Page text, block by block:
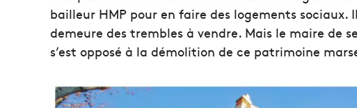
bailleur HMP pour en faire des logements
demeure des trembles à vendre. Mais le maire de
s’est opposé à la démolition de ce patrimoine